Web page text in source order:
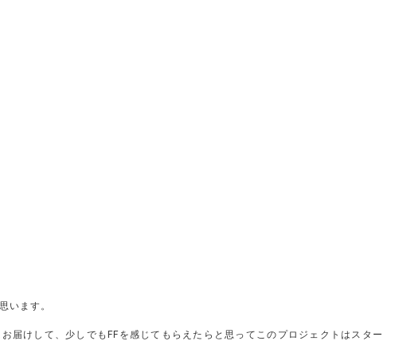
います。
けして、少しでもFFを感じてもらえたらと思ってこのプロジェクトはスター